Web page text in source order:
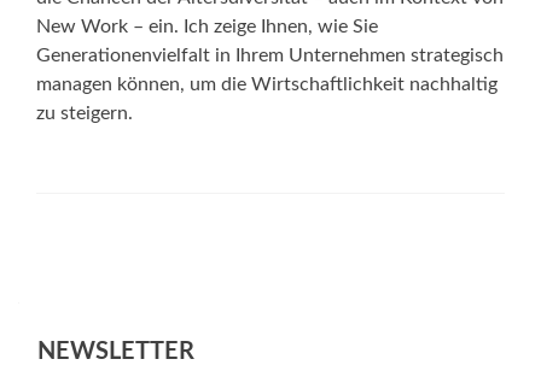
New Work – ein. Ich zeige Ihnen, wie Sie
Generationenvielfalt in Ihrem Unternehmen strategisch
managen können, um die Wirtschaftlichkeit nachhaltig
zu steigern.
NEWSLETTER